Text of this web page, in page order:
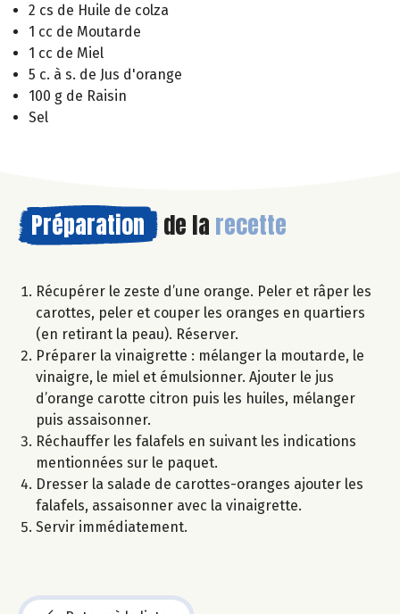
2 cs de Huile de colza
1 cc de Moutarde
1 cc de Miel
5 c. à s. de Jus d'orange
100 g de Raisin
Sel
Préparation de la recette
Récupérer le zeste d’une orange. Peler et râper les
carottes, peler et couper les oranges en quartiers
(en retirant la peau). Réserver.
Préparer la vinaigrette : mélanger la moutarde, le
vinaigre, le miel et émulsionner. Ajouter le jus
d’orange carotte citron puis les huiles, mélanger
puis assaisonner.
Réchauffer les falafels en suivant les indications
mentionnées sur le paquet.
Dresser la salade de carottes-oranges ajouter les
falafels, assaisonner avec la vinaigrette.
Servir immédiatement.